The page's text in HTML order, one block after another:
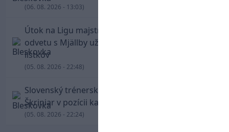
(06. 08. 2026 - 13:03)
Útok na Ligu majstrov láka! Slovan hlási na
odvetu s Mjällby už viac ako 13-tisíc predaných
lístkov
(05. 08. 2026 - 22:48)
Slovenský trénerský súboj pre Borbélyho,
Škriniar v pozícii kapitána potiahol Fenerbahce
(05. 08. 2026 - 22:24)